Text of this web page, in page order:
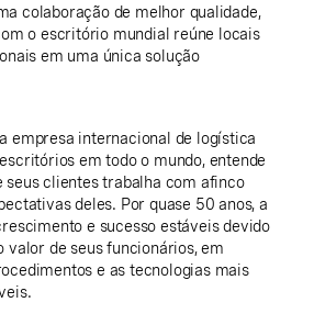
colaboração de melhor qualidade,
o escritório mundial reúne locais
em uma única solução
empresa internacional de logística
em todo o mundo, entende
seus clientes trabalha com afinco
deles. Por quase 50 anos, a
e sucesso estáveis devido
valor de seus funcionários, em
e as tecnologias mais